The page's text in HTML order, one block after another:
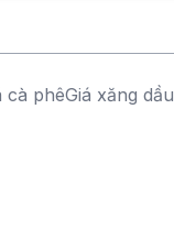
cà phêGiá xăng dầu